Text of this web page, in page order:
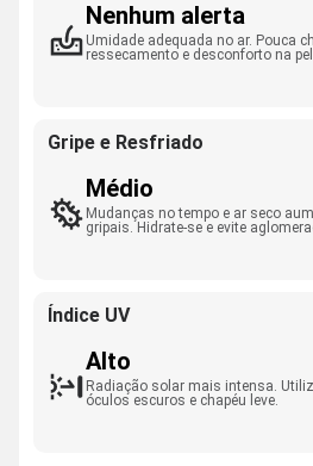
Nenhum alerta
Umidade adequada no ar. Pouca
ressecamento e desconforto na
Gripe e Resfriado
Médio
Mudanças no tempo e ar seco
gripais. Hidrate-se e evite
Índice UV
Alto
Radiação solar mais intensa.
óculos escuros e chapéu leve.